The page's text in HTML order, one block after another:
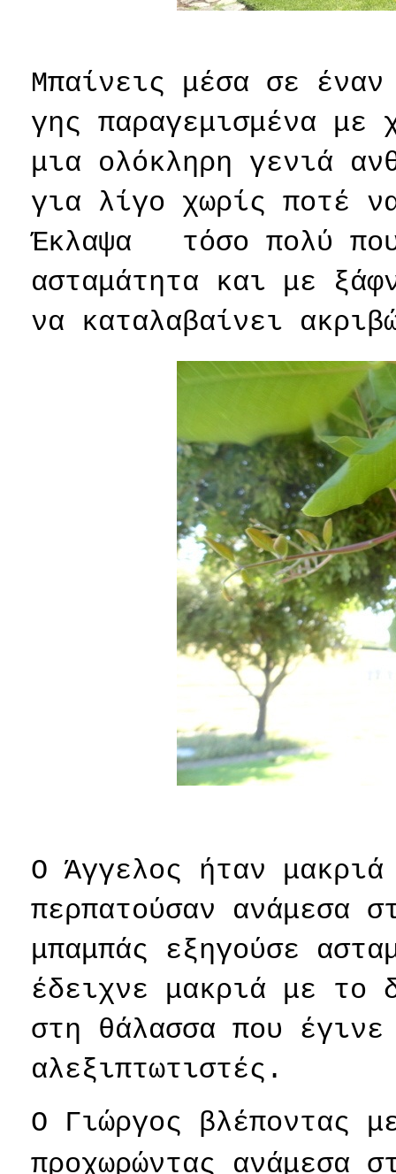
Μπαίνεις μέσα σε
γης παραγεμισμένα με
μια ολόκληρη γενιά
για λίγο χωρίς ποτέ
Έκλαψα
τόσο πολύ
ασταμάτητα και με
να καταλαβαίνει
Ο Άγγελος ήταν
περπατούσαν ανάμεσα
μπαμπάς εξηγούσε
έδειχνε μακριά με το
στη θάλασσα που
αλεξιπτωτιστές.
Ο Γιώργος βλέποντας
προχωρώντας ανάμεσα